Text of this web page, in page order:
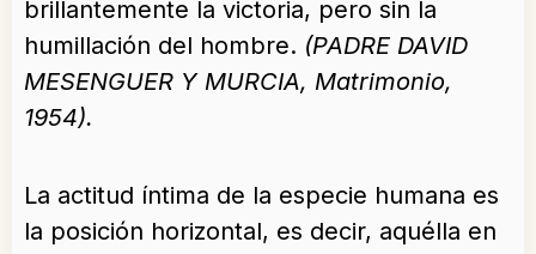
brillantemente la victoria, pero sin la
humillación del hombre. (PADRE DAVID
MESENGUER Y MURCIA, Matrimonio,
1954).
La actitud íntima de la especie humana es
la posición horizontal, es decir, aquélla en